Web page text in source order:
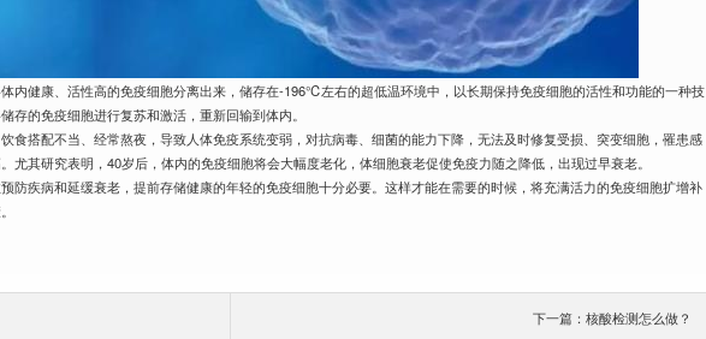
内健康、活性高的免疫细胞分离出来，储存在-196℃左右的超低温环境中，以长期保持免疫细胞的活性和功能的一种技
存的免疫细胞进行复苏和激活，重新回输到体内。
食搭配不当、经常熬夜，导致人体免疫系统变弱，对抗病毒、细菌的能力下降，无法及时修复受损、突变细胞，罹患感
尤其研究表明，40岁后，体内的免疫细胞将会大幅度老化，体细胞衰老促使免疫力随之降低，出现过早衰老。
防疾病和延缓衰老，提前存储健康的年轻的免疫细胞十分必要。这样才能在需要的时候，将充满活力的免疫细胞扩增补
下一篇：核酸检测怎么做？